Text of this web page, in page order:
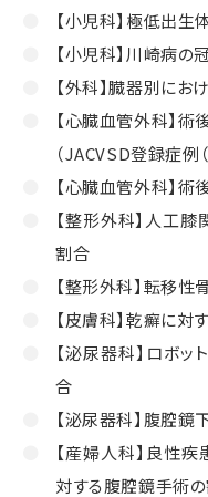
【小児科】極低出
【小児科】川崎病
【外科】臓器別に
【心臓血管外科】術
（JACVSD登録症例
【心臓血管外科】術
【整形外科】人工
割合
【整形外科】転移
【皮膚科】乾癬に
【泌尿器科】ロボ
合
【泌尿器科】腹腔鏡
【産婦人科】良性
対する腹腔鏡手術